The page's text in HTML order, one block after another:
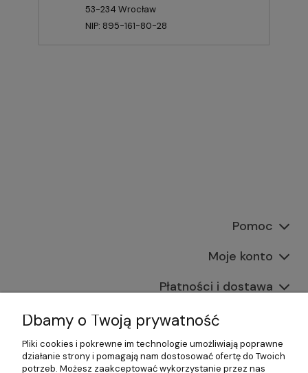
53-234 Wrocław
NIP: 895-161-80-28
Pomoc
Moje konto
Płatności i dostawa
Informacje
O nas
Dbamy o Twoją prywatność
Pliki cookies i pokrewne im technologie umożliwiają poprawne
działanie strony i pomagają nam dostosować ofertę do Twoich
potrzeb. Możesz zaakceptować wykorzystanie przez nas